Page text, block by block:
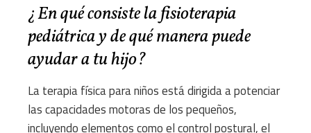
¿En qué consiste la fisioterapia
pediátrica y de qué manera puede
ayudar a tu hijo?
La terapia física para niños está dirigida a potenciar
las capacidades motoras de los pequeños,
incluyendo elementos como el control postural, el